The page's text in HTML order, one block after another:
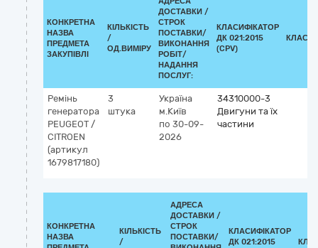
КОНКРЕТНА
НАЗВА
ПРЕДМЕТА
ЗАКУПІВЛІ
КІЛЬКІСТЬ
/
ОД.ВИМІРУ
ДОСТАВКИ /
СТРОК
ПОСТАВКИ/
ВИКОНАННЯ
РОБІТ/
НАДАННЯ
ПОСЛУГ:
КЛАСИФІКАТОР
ДК 021:2015
(CPV)
Ремінь
генератора
PEUGEOT /
CITROEN
(артикул
1679817180)
3
штука
Україна
м.Київ
по 30-09-
2026
34310000-3
Двигуни та їх
частини
КОНКРЕТНА
НАЗВА
КІЛЬКІСТЬ
/
АДРЕСА
ДОСТАВКИ /
СТРОК
ПОСТАВКИ/
КЛАСИФІКАТОР
ДК 021:2015